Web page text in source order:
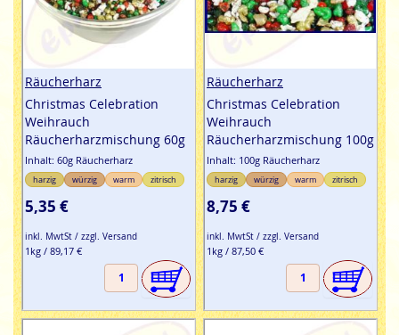
Räucherharz
Christmas Celebration
Weihrauch
Räucherharzmischung 60g
Inhalt: 60g Räucherharz
harzig würzig warm zitrisch
5,35 €
inkl. MwtSt / zzgl. Versand
1kg / 89,17 €
Räucherharz
Christmas Celebration
Weihrauch
Räucherharzmischung 100g
Inhalt: 100g Räucherharz
harzig würzig warm zitrisch
8,75 €
inkl. MwtSt / zzgl. Versand
1kg / 87,50 €